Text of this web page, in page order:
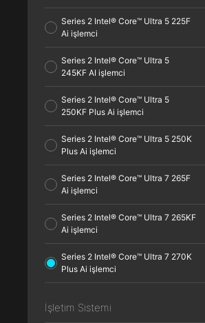
Series 2 Intel® Core™ Ultra 5 225F
Ai işlemci
Series 2 Intel® Core™ Ultra 5
245KF AI işlemci
Series 2 Intel® Core™ Ultra 5
250KF Plus Ai işlemci
Series 2 Intel® Core™ Ultra 5 250K
Plus Ai işlemci
Series 2 Intel® Core™ Ultra 7 265F
Ai işlemci
Series 2 Intel® Core™ Ultra 7 265KF
Ai işlemci
Series 2 Intel® Core™ Ultra 7 270K
Plus Ai işlemci
İşletim Sistemi